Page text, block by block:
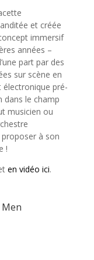
et créée
immersif
années –
part par des
sur scène en
pré-
dans le champ
musicien ou
à son
!
en vidéo ici.